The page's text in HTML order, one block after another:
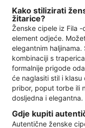
Kako stilizirati
žitarice?
Ženske cipele iz Fila
element odjeće.
elegantnim
kombinaciji s
formalnije prigode
će naglasiti stil i
pribor, poput torbe ili
dosljedna i elegantna.
Gdje kupiti
Autentične ženske